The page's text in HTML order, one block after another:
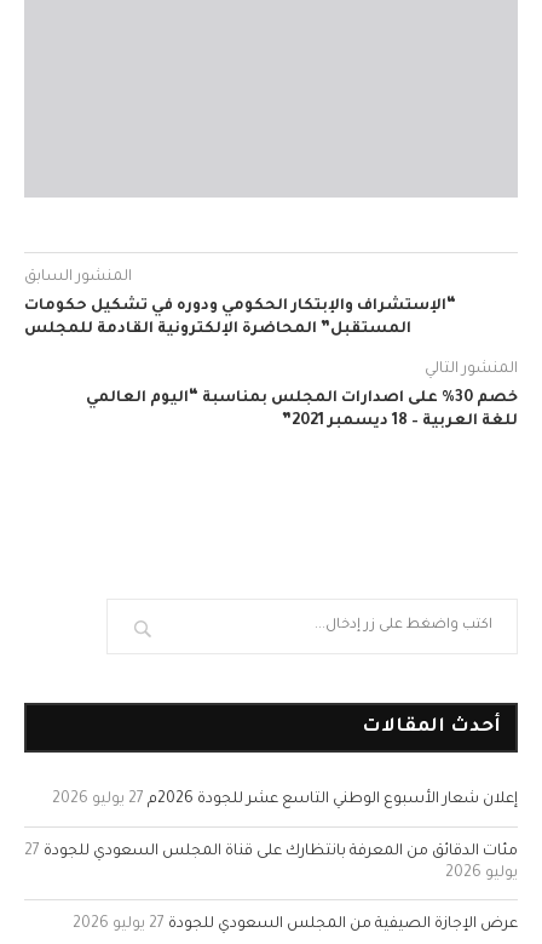
المنشور السابق
“الإستشراف والإبتكار الحكومي ودوره في تشكيل حكومات
المستقبل” المحاضرة الإلكترونية القادمة للمجلس
المنشور التالي
خصم 30% على اصدارات المجلس بمناسبة “اليوم العالمي
للغة العربية – 18 ديسمبر 2021”
أحدث المقالات
إعلان شعار الأسبوع الوطني التاسع عشر للجودة 2026م 27 يوليو 2026
مئات الدقائق من المعرفة بانتظارك على قناة المجلس السعودي للجودة 27
يوليو 2026
عرض الإجازة الصيفية من المجلس السعودي للجودة 27 يوليو 2026